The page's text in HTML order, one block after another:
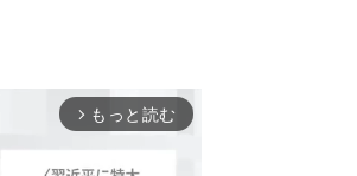
arrow_forward_ios もっと読む